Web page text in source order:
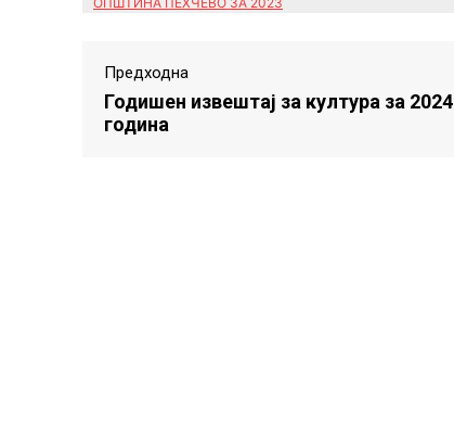
Предходна
Годишен извештај за култура за 2024
година